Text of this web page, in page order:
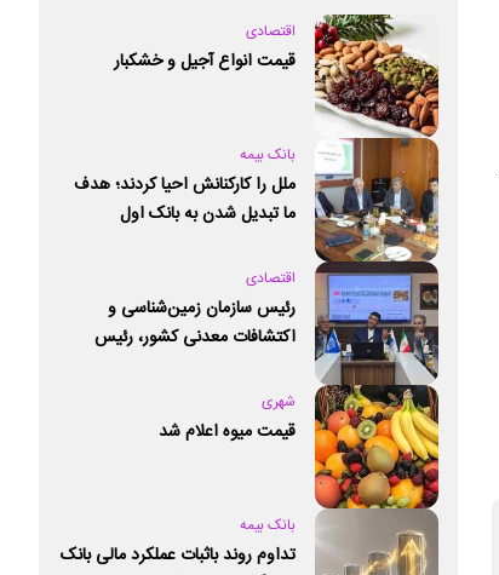
اقتصادی
قیمت انواع آجیل و خشکبار
بانک بیمه
ملل را کارکنانش احیا کردند؛ هدف
ما تبدیل شدن به بانک اول
اقتصادی
رئیس سازمان زمین‌شناسی و
اکتشافات معدنی کشور،‌ رئیس
یونسکو شد
شهری
قیمت میوه اعلام شد
بانک بیمه
تداوم روند باثبات عملکرد مالی بانک